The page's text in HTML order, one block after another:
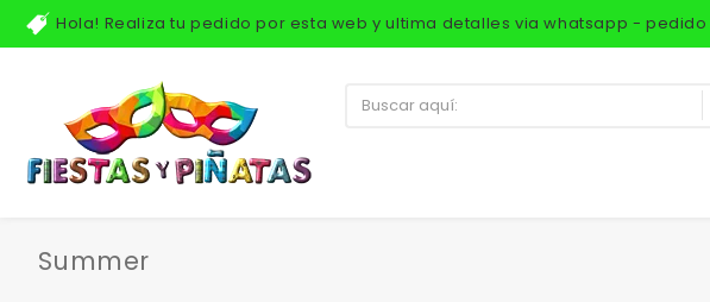
Hola! Realiza tu pedido por esta web y ultima detalles via whatsapp - pedido
Summer